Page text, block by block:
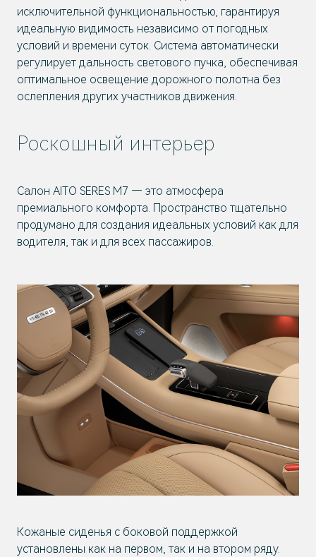
исключительной функциональностью, гарантируя
идеальную видимость независимо от погодных
условий и времени суток. Система автоматически
регулирует дальность светового пучка, обеспечивая
оптимальное освещение дорожного полотна без
ослепления других участников движения.
Роскошный интерьер
Салон AITO SERES M7 — это атмосфера
премиального комфорта. Пространство тщательно
продумано для создания идеальных условий как для
водителя, так и для всех пассажиров.
Кожаные сиденья с боковой поддержкой
установлены как на первом, так и на втором ряду.